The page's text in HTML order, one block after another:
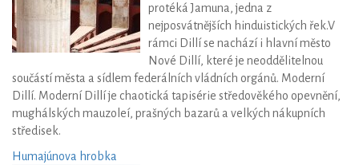
protéká Jamuna, jedna z
nejposvátnějších hinduistických řek.V
rámci Dillí se nachází i hlavní město
Nové Dillí, které je neoddělitelnou
součástí města a sídlem federálních vládních orgánů. Moderní
Dillí. Moderní Dillí je chaotická tapisérie středověkého opevnění,
mughálských mauzoleí, prašných bazarů a velkých nákupních
středisek.
Humajúnova hrobka